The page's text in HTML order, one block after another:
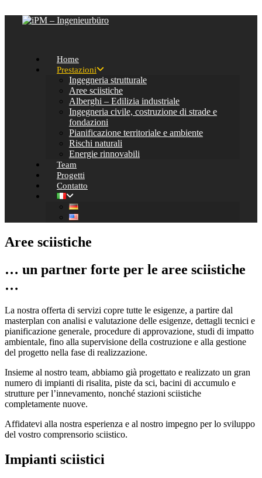
Home
Prestazioni
Ingegneria strutturale
Aree sciistiche
Alberghi – Edilizia industriale
Ingegneria civile, costruzione di strade e
fondazioni
Pianificazione territoriale e ambiente
Rischi naturali
Energie rinnovabili
Team
Progetti
Contatto
Aree sciistiche
… un partner forte per le aree sciistiche
…
La nostra offerta di servizi copre tutte le esigenze, a partire dal
masterplan con analisi e valutazione delle esigenze, dettagli tecnici e
pianificazione generale, procedure di approvazione, studi di impatto
ambientale, fino alla supervisione della costruzione e alla gestione
del progetto nella fase di realizzazione.
Insieme al nostro team, abbiamo già progettato e realizzato un gran
numero di impianti di risalita, piste da sci, bacini di accumulo e
strutture per l’innevamento, nonché stazioni sciistiche
completamente nuove.
Affidatevi alla nostra esperienza e al nostro impegno per lo sviluppo
del vostro comprensorio sciistico.
Impianti sciistici